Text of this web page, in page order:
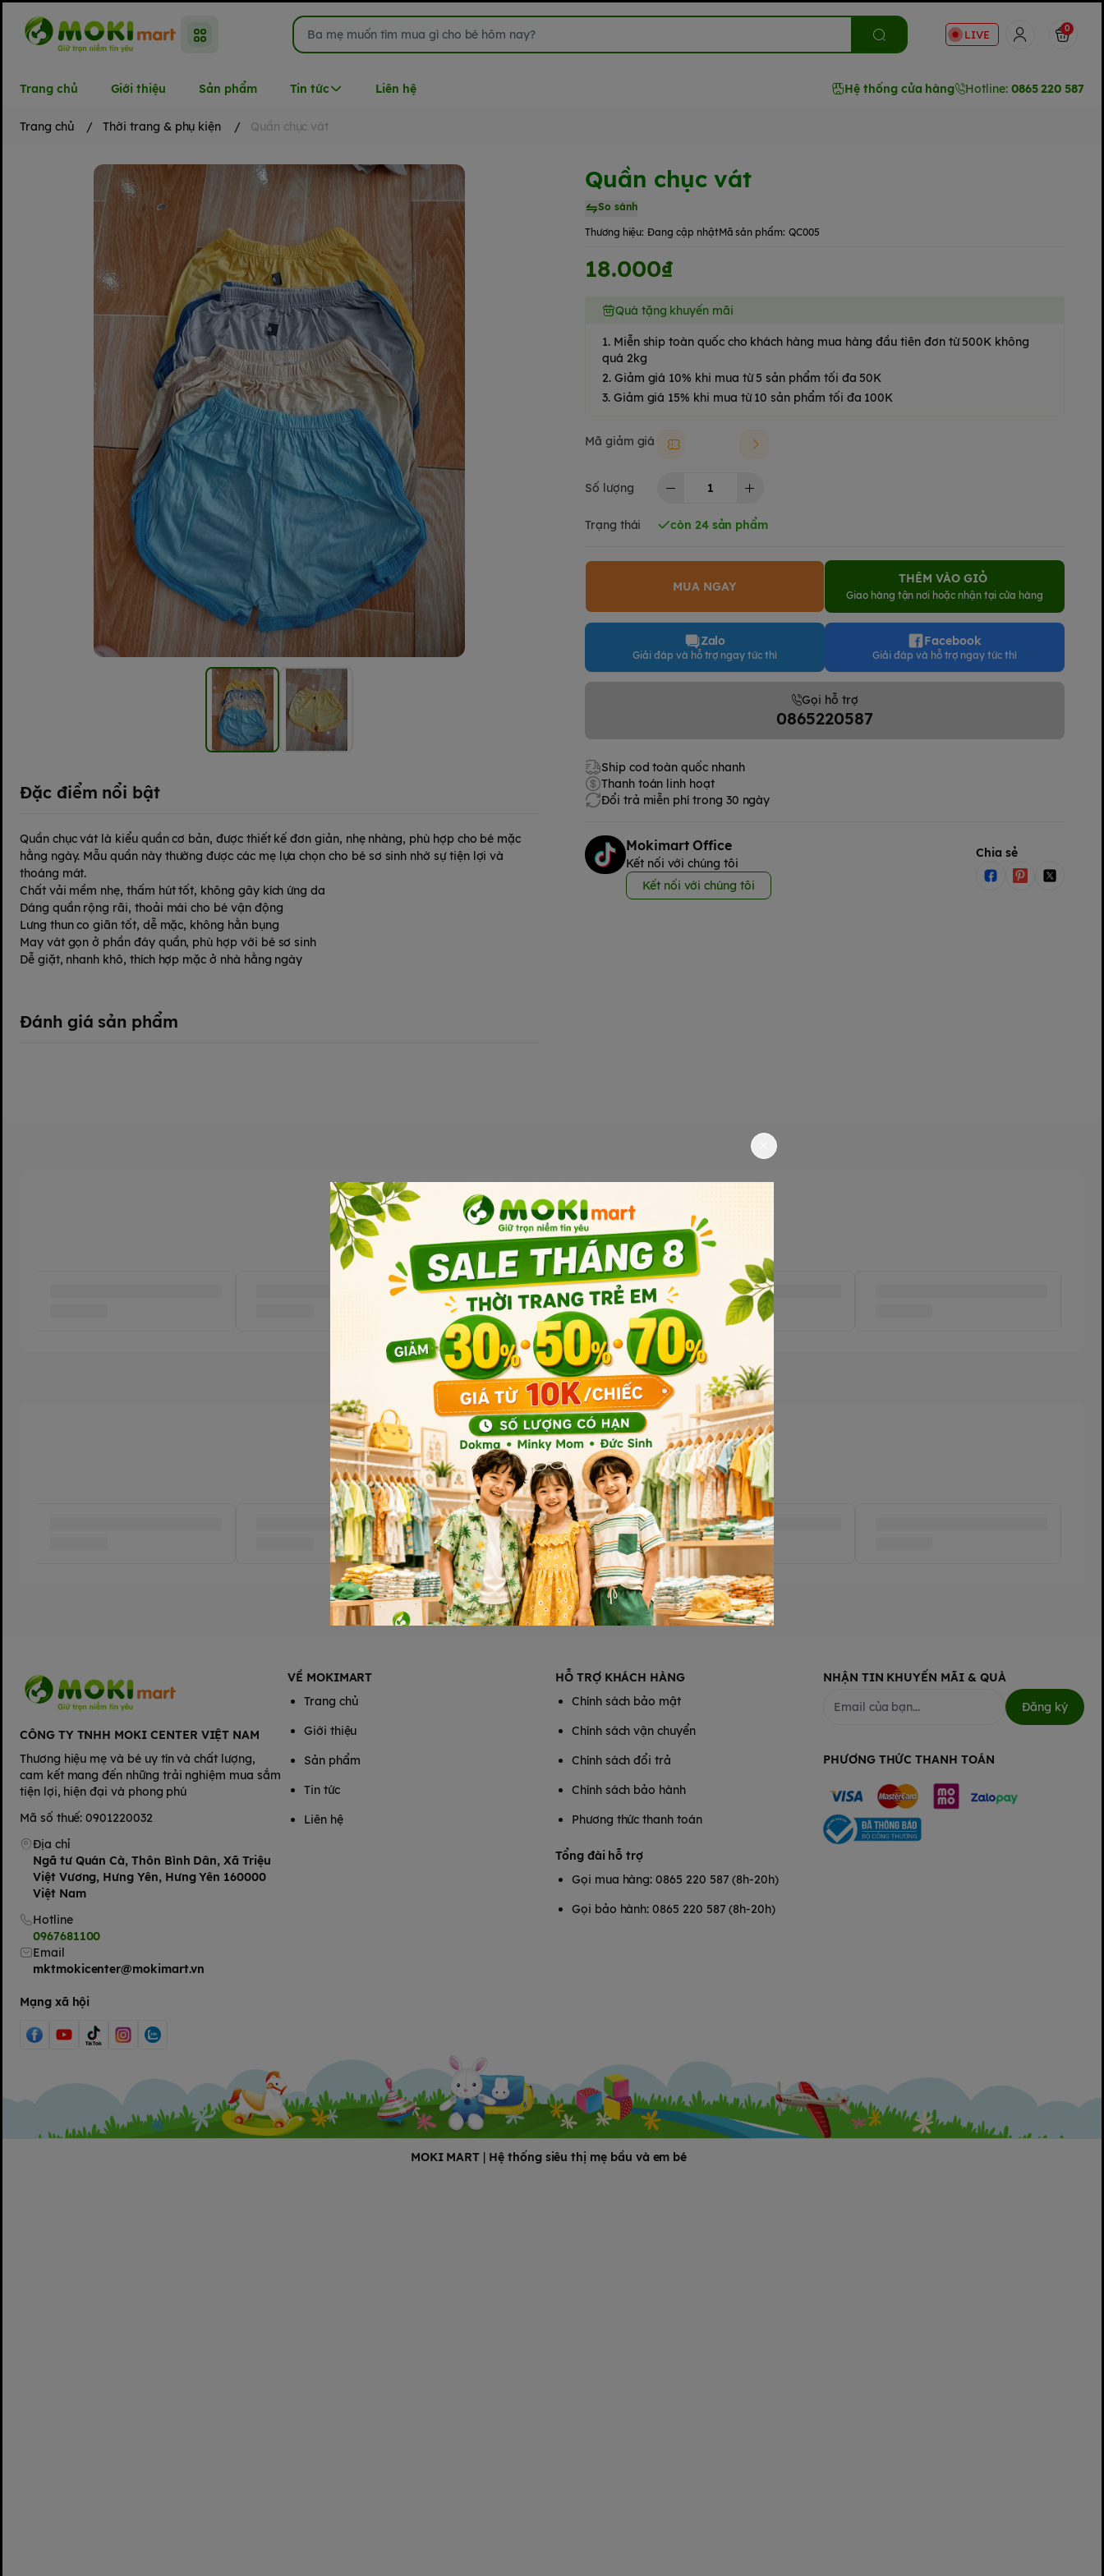
LIVE 0
Trang chủ Giới thiệu Sản phẩm Tin tức Liên hệ Hệ thống cửa hàng Hotline: 0865 220 587
Trang chủ / Thời trang & phụ kiện / Quần chục vát
Quần chục vát
So sánh
Thương hiệu: Đang cập nhậtMã sản phẩm: QC005
18.000₫
Quà tặng khuyến mãi
1. Miễn ship toàn quốc cho khách hàng mua hàng đầu tiên đơn từ 500K không
quá 2kg
2. Giảm giá 10% khi mua từ 5 sản phẩm tối đa 50K
3. Giảm giá 15% khi mua từ 10 sản phẩm tối đa 100K
Mã giảm giá Moki50k
Số lượng
Trạng thái còn 24 sản phẩm
MUA NGAY
THÊM VÀO GIỎ
Giao hàng tận nơi hoặc nhận tại cửa hàng
Zalo
Giải đáp và hỗ trợ ngay tức thì
Facebook
Giải đáp và hỗ trợ ngay tức thì
Gọi hỗ trợ
0865220587
Ship cod toàn quốc nhanh
Thanh toán linh hoạt
Đổi trả miễn phí trong 30 ngày
Mokimart Office
Kết nối với chúng tôi
Kết nối với chúng tôi
Chia sẻ
Đặc điểm nổi bật
Quần chục vát là kiểu quần cơ bản, được thiết kế đơn giản, nhẹ nhàng, phù hợp cho bé mặc
hằng ngày. Mẫu quần này thường được các mẹ lựa chọn cho bé sơ sinh nhờ sự tiện lợi và
thoáng mát.
Chất vải mềm nhẹ, thấm hút tốt, không gây kích ứng da
Dáng quần rộng rãi, thoải mái cho bé vận động
Lưng thun co giãn tốt, dễ mặc, không hằn bụng
May vát gọn ở phần đáy quần, phù hợp với bé sơ sinh
Dễ giặt, nhanh khô, thích hợp mặc ở nhà hằng ngày
Đánh giá sản phẩm
Sản phẩm liên quan
Sản phẩm cùng phân khúc
CÔNG TY TNHH MOKI CENTER VIỆT NAM
Thương hiệu mẹ và bé uy tín và chất lượng,
cam kết mang đến những trải nghiệm mua sắm
tiện lợi, hiện đại và phong phú
Mã số thuế: 0901220032
Địa chỉ
Ngã tư Quán Cà, Thôn Bình Dân, Xã Triệu
Việt Vương, Hưng Yên, Hưng Yên 160000
Việt Nam
Hotline
0967681100
Email
mktmokicenter@mokimart.vn
Mạng xã hội
VỀ MOKIMART
Trang chủ
Giới thiệu
Sản phẩm
Tin tức
Liên hệ
HỖ TRỢ KHÁCH HÀNG
Chính sách bảo mật
Chính sách vận chuyển
Chính sách đổi trả
Chính sách bảo hành
Phương thức thanh toán
Tổng đài hỗ trợ
Gọi mua hàng: 0865 220 587 (8h-20h)
Gọi bảo hành: 0865 220 587 (8h-20h)
NHẬN TIN KHUYẾN MÃI & QUÀ
Đăng ký
PHƯƠNG THỨC THANH TOÁN
MOKI MART | Hệ thống siêu thị mẹ bầu và em bé